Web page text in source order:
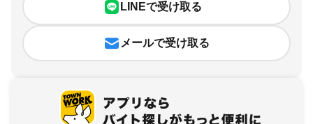
LINEで受け取る
メールで受け取る